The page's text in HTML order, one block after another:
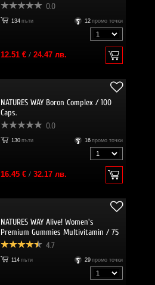
0.0
134 пъти 12 промо точки
12.51 €/ 24.47 лв.
NATURES WAY Boron Complex / 100
Caps.
0.0
130 пъти 16 промо точки
16.45 €/ 32.17 лв.
NATURES WAY Alive! Women's
Premium Gummies Multivitamin / 75
Gummies
4.7
114 пъти 29 промо точки